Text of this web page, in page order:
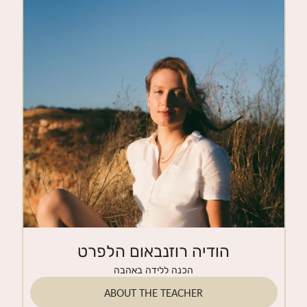
הודיה רוזנבאום הלפרט
הכנה ללידה באהבה
ABOUT THE TEACHER